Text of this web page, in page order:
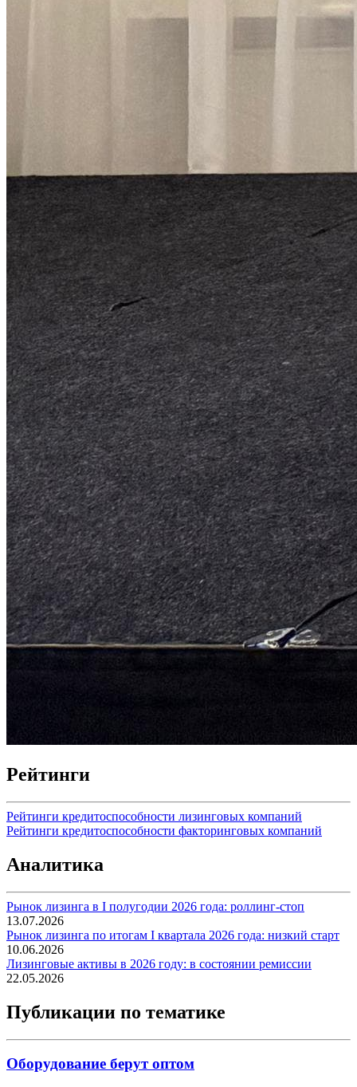
Рейтинги
Рейтинги кредитоспособности лизинговых компаний
Рейтинги кредитоспособности факторинговых компаний
Аналитика
Рынок лизинга в I полугодии 2026 года: роллинг-стоп
13.07.2026
Рынок лизинга по итогам I квартала 2026 года: низкий старт
10.06.2026
Лизинговые активы в 2026 году: в состоянии ремиссии
22.05.2026
Публикации по тематике
Оборудование берут оптом